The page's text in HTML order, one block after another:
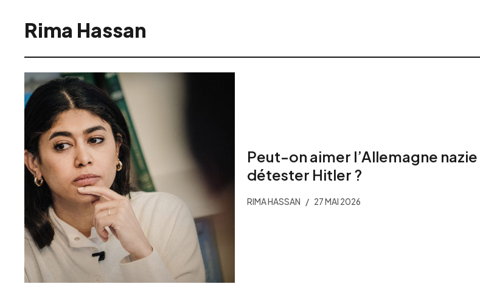
Rima Hassan
Peut-on aimer l’Allemagne
détester Hitler ?
RIMA HASSAN 27 MAI 2026